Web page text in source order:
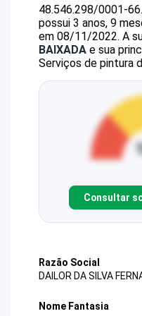
48.546.298/0001-66.
possui 3 anos, 9
em 08/11/2022. A
BAIXADA e sua
Serviços de pintura
Consultar
Razão Social
DAILOR DA SILVA
Nome Fantasia